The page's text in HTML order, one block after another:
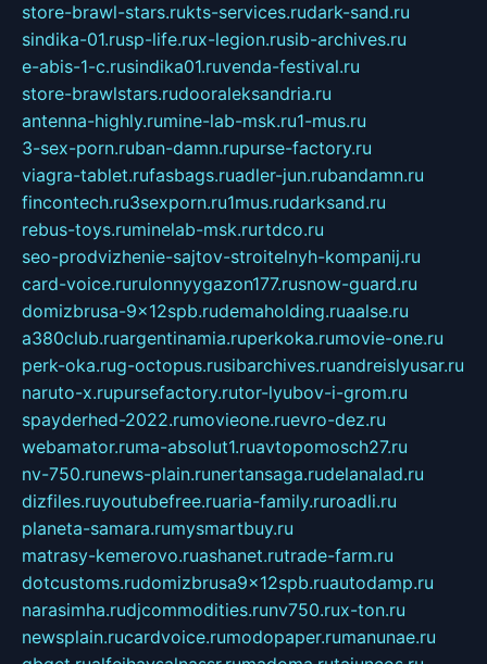
store-brawl-stars.rukts-services.rudark-sand.ru
sindika-01.rusp-life.rux-legion.rusib-archives.ru
e-abis-1-c.rusindika01.ruvenda-festival.ru
store-brawlstars.rudooraleksandria.ru
antenna-highly.rumine-lab-msk.ru1-mus.ru
3-sex-porn.ruban-damn.rupurse-factory.ru
viagra-tablet.rufasbags.ruadler-jun.rubandamn.ru
fincontech.ru3sexporn.ru1mus.rudarksand.ru
rebus-toys.ruminelab-msk.rurtdco.ru
seo-prodvizhenie-sajtov-stroitelnyh-kompanij.ru
card-voice.rurulonnyygazon177.rusnow-guard.ru
domizbrusa-9x12spb.rudemaholding.ruaalse.ru
a380club.ruargentinamia.ruperkoka.rumovie-one.ru
perk-oka.rug-octopus.rusibarchives.ruandreislyusar.ru
naruto-x.rupursefactory.rutor-lyubov-i-grom.ru
spayderhed-2022.rumovieone.ruevro-dez.ru
webamator.ruma-absolut1.ruavtopomosch27.ru
nv-750.runews-plain.runertansaga.rudelanalad.ru
dizfiles.ruyoutubefree.ruaria-family.ruroadli.ru
planeta-samara.rumysmartbuy.ru
matrasy-kemerovo.ruashanet.rutrade-farm.ru
dotcustoms.rudomizbrusa9x12spb.ruautodamp.ru
narasimha.rudjcommodities.runv750.rux-ton.ru
newsplain.rucardvoice.rumodopaper.rumanunae.ru